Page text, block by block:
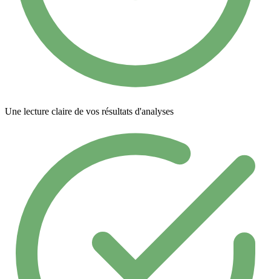
Une lecture claire de vos résultats d'analyses